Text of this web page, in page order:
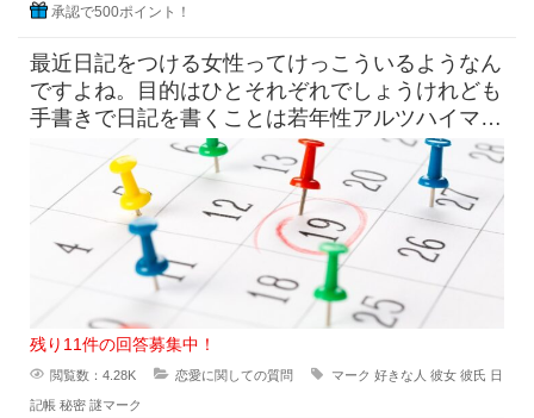
承認で500ポイント！
最近日記をつける女性ってけっこういるようなん
ですよね。目的はひとそれぞれでしょうけれども
手書きで日記を書くことは若年性アルツハイマー
にも効果はすこしくらいは貢献
残り11件の回答募集中！
閲覧数：4.28K 恋愛に関しての質問 マーク 好きな人 彼女 彼氏 日
記帳 秘密 謎マーク